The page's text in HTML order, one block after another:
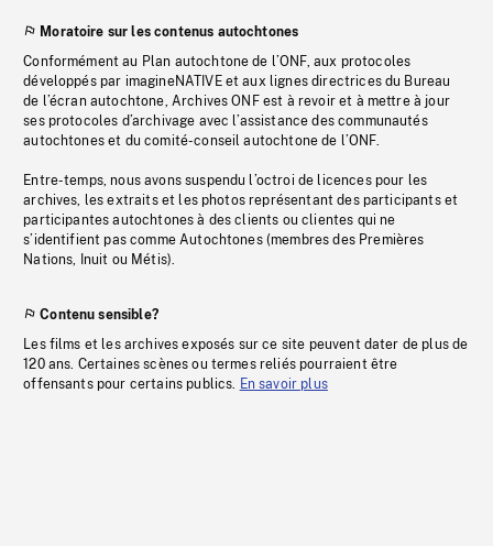
Moratoire sur les contenus autochtones
Conformément au Plan autochtone de l’ONF, aux protocoles
développés par imagineNATIVE et aux lignes directrices du Bureau
de l’écran autochtone, Archives ONF est à revoir et à mettre à jour
ses protocoles d’archivage avec l’assistance des communautés
autochtones et du comité-conseil autochtone de l’ONF.
Entre-temps, nous avons suspendu l’octroi de licences pour les
archives, les extraits et les photos représentant des participants et
participantes autochtones à des clients ou clientes qui ne
s’identifient pas comme Autochtones (membres des Premières
Nations, Inuit ou Métis).
Contenu sensible?
Les films et les archives exposés sur ce site peuvent dater de plus de
120 ans. Certaines scènes ou termes reliés pourraient être
offensants pour certains publics. En savoir plus